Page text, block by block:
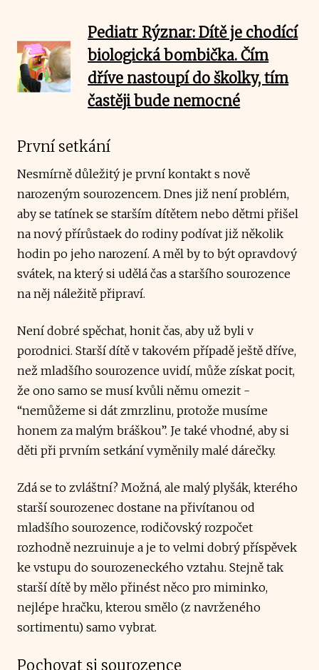
Pediatr Rýznar: Dítě je chodící
biologická bombička. Čím
dříve nastoupí do školky, tím
častěji bude nemocné
První setkání
Nesmírně důležitý je první kontakt s nově
narozeným sourozencem. Dnes již není problém,
aby se tatínek se starším dítětem nebo dětmi přišel
na nový přírůstaek do rodiny podívat již několik
hodin po jeho narození. A měl by to být opravdový
svátek, na který si udělá čas a staršího sourozence
na něj náležitě připraví.
Není dobré spěchat, honit čas, aby už byli v
porodnici. Starší dítě v takovém případě ještě dříve,
než mladšího sourozence uvidí, může získat pocit,
že ono samo se musí kvůli němu omezit -
“nemůžeme si dát zmrzlinu, protože musíme
honem za malým bráškou”. Je také vhodné, aby si
děti při prvním setkání vyměnily malé dárečky.
Zdá se to zvláštní? Možná, ale malý plyšák, kterého
starší sourozenec dostane na přivítanou od
mladšího sourozence, rodičovský rozpočet
rozhodně nezruinuje a je to velmi dobrý příspěvek
ke vstupu do sourozeneckého vztahu. Stejně tak
starší dítě by mělo přinést něco pro miminko,
nejlépe hračku, kterou smělo (z navrženého
sortimentu) samo vybrat.
Pochovat si sourozence